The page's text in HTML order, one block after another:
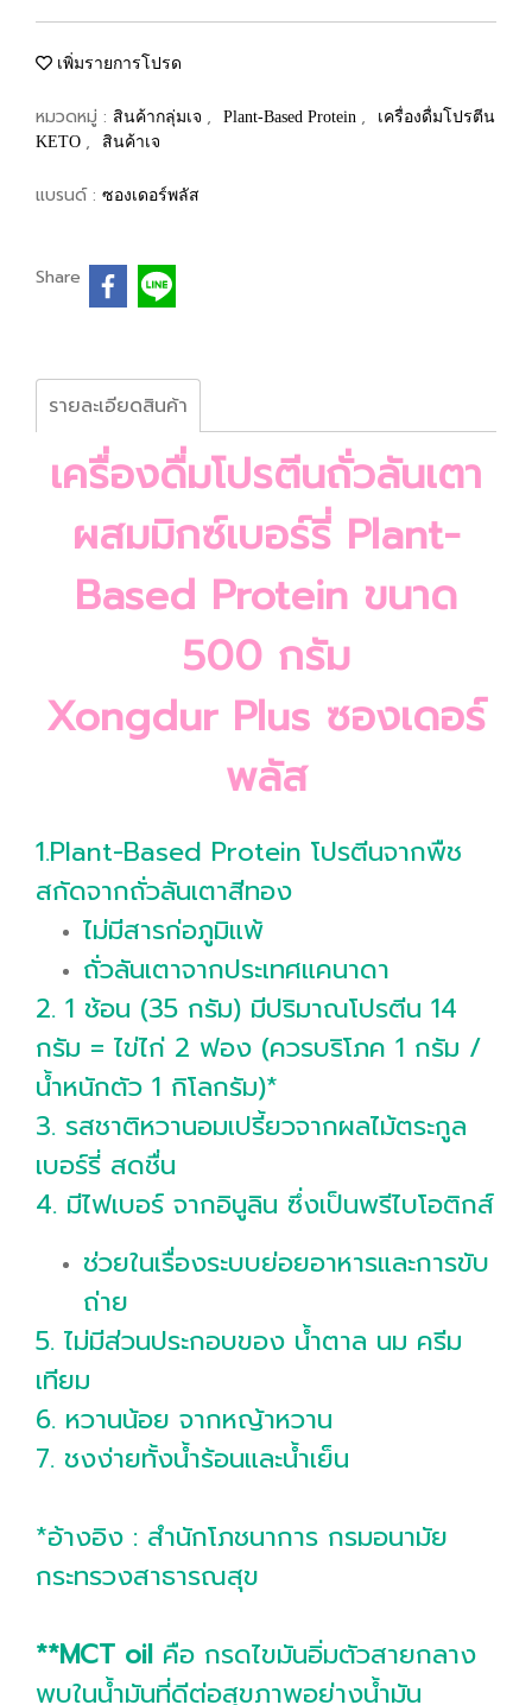
เพิ่มรายการโปรด
หมวดหมู่ : สินค้ากลุ่มเจ , Plant-Based Protein ,
เครื่องดื่มโปรตีน
KETO , สินค้าเจ
แบรนด์ : ซองเดอร์พลัส
Share
รายละเอียดสินค้า
เครื่องดื่มโปรตีนถั่วลันเตา
ผสมมิกซ์เบอร์รี่ Plant-
Based Protein ขนาด
500 กรัม
Xongdur Plus ซองเดอร์
พลัส
1.Plant-Based Protein โปรตีนจากพืช
สกัดจากถั่วลันเตาสีทอง
ไม่มีสารก่อภูมิแพ้
ถั่วลันเตาจากประเทศแคนาดา
2. 1 ช้อน (35 กรัม) มีปริมาณโปรตีน 14
กรัม = ไข่ไก่ 2 ฟอง (ควรบริโภค 1 กรัม /
น้ำหนักตัว 1 กิโลกรัม)*
3. รสชาติหวานอมเปรี้ยวจากผลไม้ตระกูล
เบอร์รี่ สดชื่น
4. มีไฟเบอร์ จากอินูลิน ซึ่งเป็นพรีไบโอติกส์
ช่วยในเรื่องระบบย่อยอาหารและการขับ
ถ่าย
5. ไม่มีส่วนประกอบของ น้ำตาล นม ครีม
เทียม
6. หวานน้อย จากหญ้าหวาน
7. ชงง่ายทั้งน้ำร้อนและน้ำเย็น
*อ้างอิง : สำนักโภชนาการ กรมอนามัย
กระทรวงสาธารณสุข
**MCT oil คือ กรดไขมันอิ่มตัวสายกลาง
พบในน้ำมันที่ดีต่อสุขภาพอย่างน้ำมัน